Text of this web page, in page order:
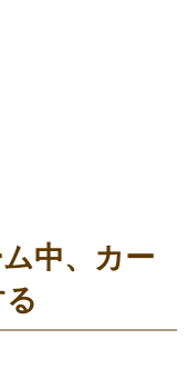
中、カー